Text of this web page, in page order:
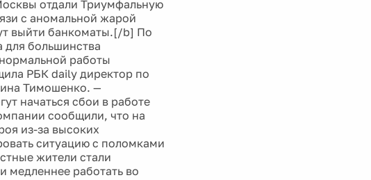
отдали Триумфальную
с аномальной жарой
выйти банкоматы.[/b] По
большинства
работы
РБК daily директор по
Тимошенко. —
начаться сбои в работе
сообщили, что на
из-за высоких
ситуацию с поломками
жители стали
медленнее работать во